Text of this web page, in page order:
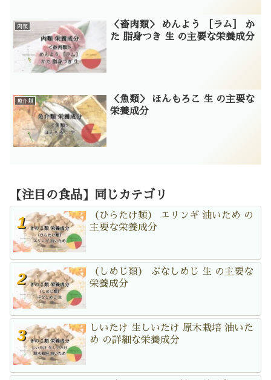
肉類
＜畜肉類＞ めんよう ［ラム］ か
た 脂身つき 生 の主要な栄養成分
魚介類
＜魚類＞ ほんもろこ 生 の主要な
栄養成分
【注目の食品】同じカテゴリ
（ひらたけ類） エリンギ 油いため の
主要な栄養成分
（しめじ類） ぶなしめじ 生 の主要な
栄養成分
しいたけ 生しいたけ 原木栽培 油いた
め の詳細な栄養成分